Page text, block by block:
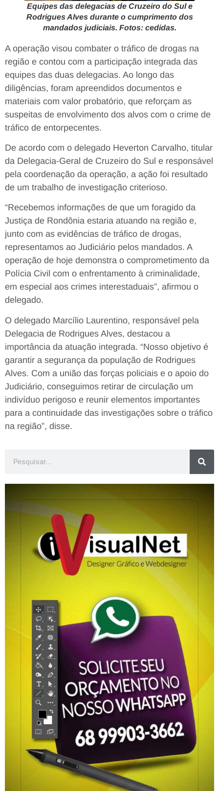
Equipes das delegacias de Cruzeiro do Sul e
Rodrigues Alves durante o cumprimento dos
mandados judiciais. Fotos: cedidas.
A operação visou combater o tráfico de drogas na
região e contou com a participação integrada das
equipes das duas delegacias. Ao longo das
diligências, foram apreendidos documentos e
materiais com valor probatório, que reforçam as
suspeitas de envolvimento dos alvos com o crime de
tráfico de entorpecentes.
De acordo com o delegado Heverton Carvalho, titular
da Delegacia-Geral de Cruzeiro do Sul e responsável
pela coordenação da operação, a ação foi resultado
de um trabalho de investigação criterioso.
“Recebemos informações de que um foragido da
Justiça de Rondônia estaria atuando na região e,
junto com as evidências de tráfico de drogas,
representamos ao Judiciário pelos mandados. A
operação de hoje demonstra o comprometimento da
Polícia Civil com o enfrentamento à criminalidade,
em especial aos crimes interestaduais”, afirmou o
delegado.
O delegado Marcílio Laurentino, responsável pela
Delegacia de Rodrigues Alves, destacou a
importância da atuação integrada. “Nosso objetivo é
garantir a segurança da população de Rodrigues
Alves. Com a união das forças policiais e o apoio do
Judiciário, conseguimos retirar de circulação um
indivíduo perigoso e reunir elementos importantes
para a continuidade das investigações sobre o tráfico
na região”, disse.